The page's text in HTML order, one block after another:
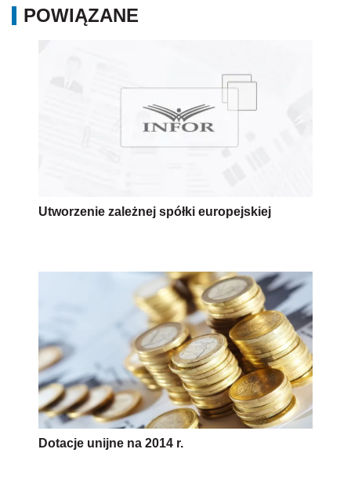
POWIĄZANE
Utworzenie zależnej spółki europejskiej
Dotacje unijne na 2014 r.